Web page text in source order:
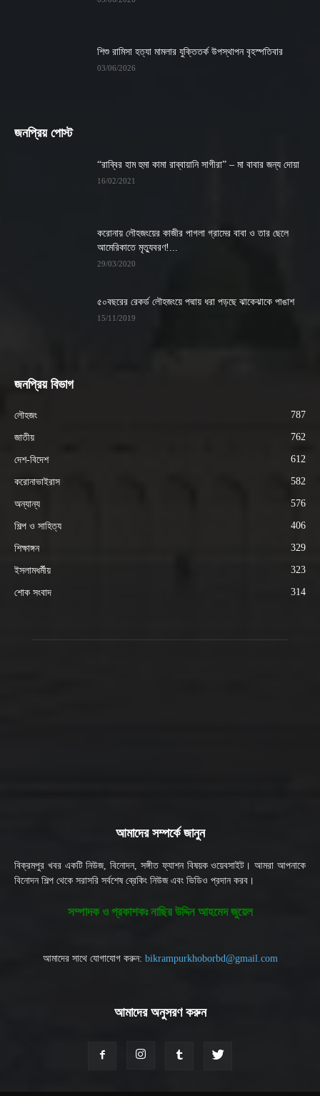
শিশু রামিসা হত্যা মামলার যুক্তিতর্ক উপস্থাপন বৃহস্পতিবার
03/06/2026
জনপ্রিয় পোস্ট
“রাব্বির হাম হুমা কামা রাব্বায়ানি সাগীরা” – মা বাবার জন্য দোয়া
16/02/2021
করোনায় লৌহজংয়ের কাজীর পাগলা গ্রামের বাবা ও তার ছেলে
আমেরিকাতে মৃত্যুবরণ!...
29/03/2020
৫০বছরের রেকর্ড লৌহজংয়ে পদ্মায় ধরা পড়ছে ঝাকেঝাকে পাঙাশ
15/11/2019
জনপ্রিয় বিভাগ
লৌহজং 787
জাতীয় 762
দেশ-বিদেশ 612
করোনাভাইরাস 582
অন্যান্য 576
শিল্প ও সাহিত্য 406
শিক্ষাঙ্গন 329
ইসলামধর্মীয় 323
শোক সংবাদ 314
আমাদের সম্পর্কে জানুন
বিক্রমপুর খবর একটি নিউজ, বিনোদন, সঙ্গীত ফ্যাশন বিষয়ক ওয়েবসাইট। আমরা আপনাকে
বিনোদন শিল্প থেকে সরাসরি সর্বশেষ ব্রেকিং নিউজ এবং ভিডিও প্রদান করব।
সম্পাদক ও প্রকাশকঃ নাছির উদ্দিন আহমেদ জুয়েল
আমাদের সাথে যোগাযোগ করুন: bikrampurkhoborbd@gmail.com
আমাদের অনুসরণ করুন